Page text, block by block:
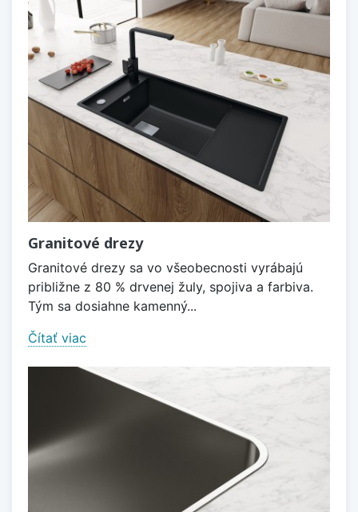
Granitové drezy
Granitové drezy sa vo všeobecnosti vyrábajú
približne z 80 % drvenej žuly, spojiva a farbiva.
Tým sa dosiahne kamenný...
Čítať viac